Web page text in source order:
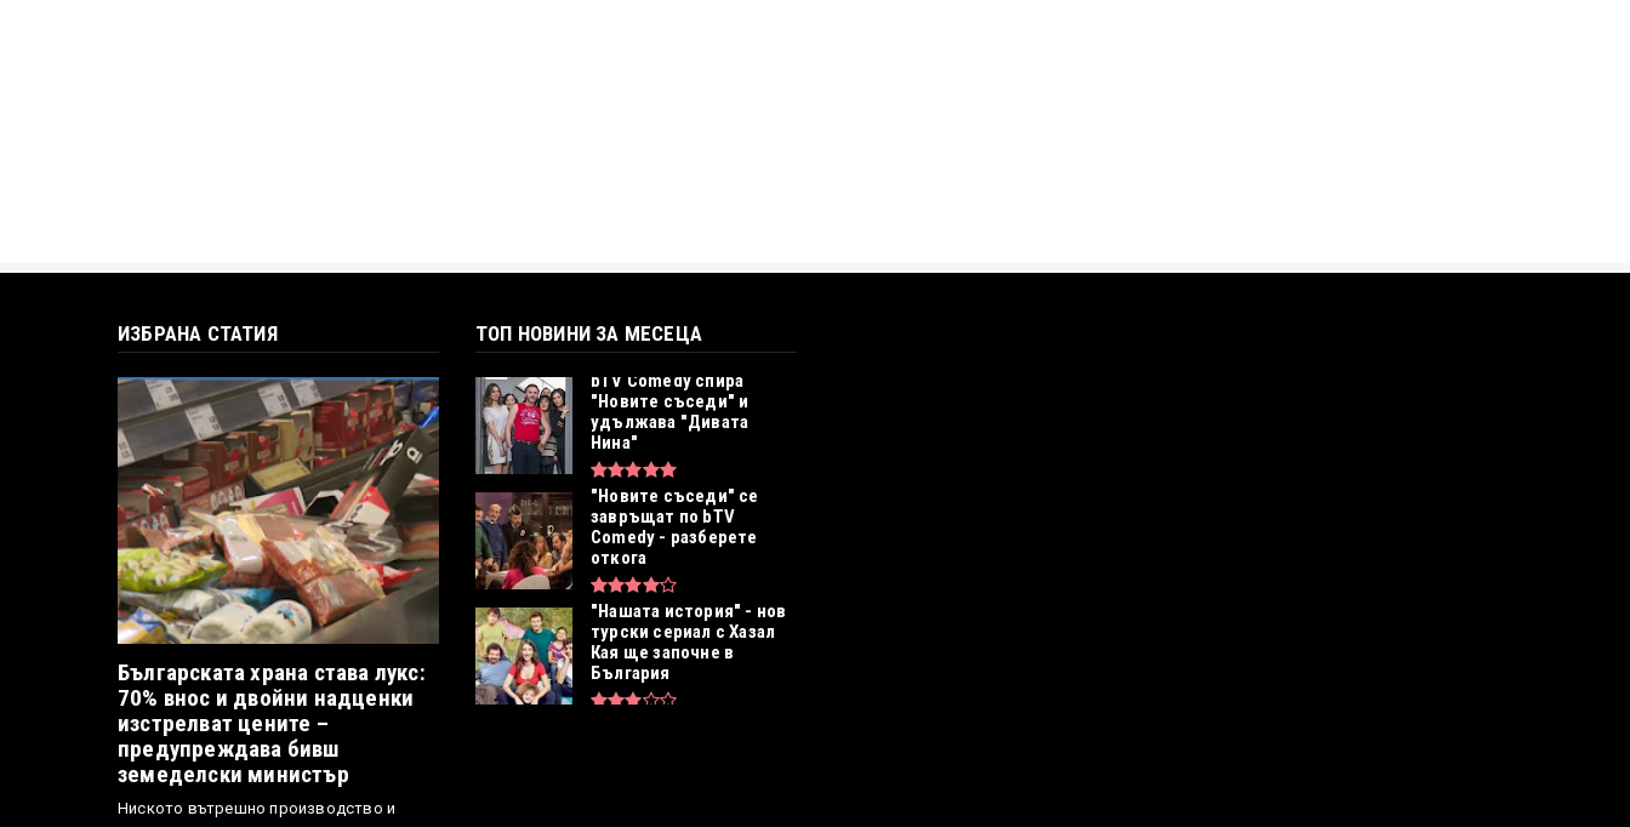
ИЗБРАНА СТАТИЯ
Българската храна става лукс:
70% внос и двойни надценки
изстрелват цените –
предупреждава бивш
земеделски министър
Ниското вътрешно производство и
ТОП НОВИНИ ЗА МЕСЕЦА
bTV Comedy спира
"Новите съседи" и
удължава "Дивата
Нина"
"Новите съседи" се
завръщат по bTV
Comedy - разберете
откога
"Нашата история" - нов
турски сериал с Хазал
Кая ще започне в
България